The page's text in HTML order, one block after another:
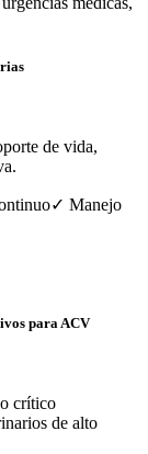
de vida,
✓ Manejo
para ACV
crítico
de alto